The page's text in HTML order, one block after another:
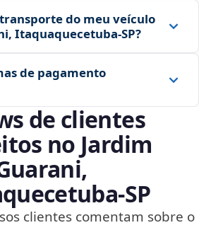
do meu veículo
Itaquaquecetuba‑SP?
de pagamento
de clientes
no Jardim
clientes comentam sobre o